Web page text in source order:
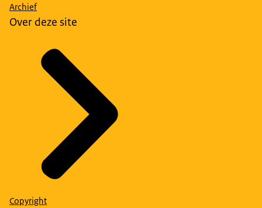
Archief
Over deze site
Copyright